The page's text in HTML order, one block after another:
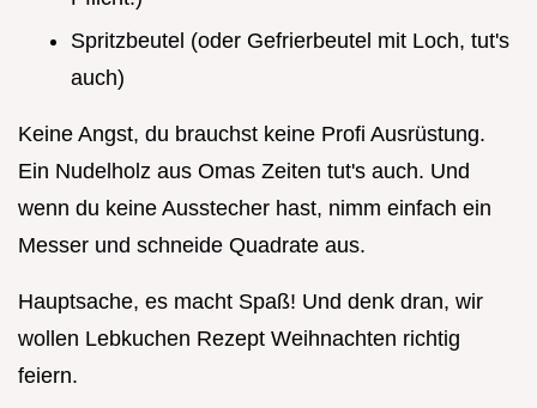
Spritzbeutel (oder Gefrierbeutel mit Loch, tut's
auch)
Keine Angst, du brauchst keine Profi Ausrüstung.
Ein Nudelholz aus Omas Zeiten tut's auch. Und
wenn du keine Ausstecher hast, nimm einfach ein
Messer und schneide Quadrate aus.
Hauptsache, es macht Spaß! Und denk dran, wir
wollen Lebkuchen Rezept Weihnachten richtig
feiern.